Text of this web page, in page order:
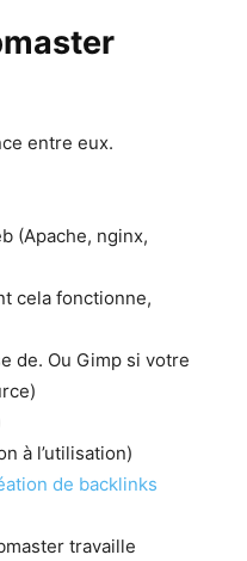
entre eux.
(Apache, nginx,
cela fonctionne,
de. Ou Gimp si votre
à l’utilisation)
de backlinks
travaille